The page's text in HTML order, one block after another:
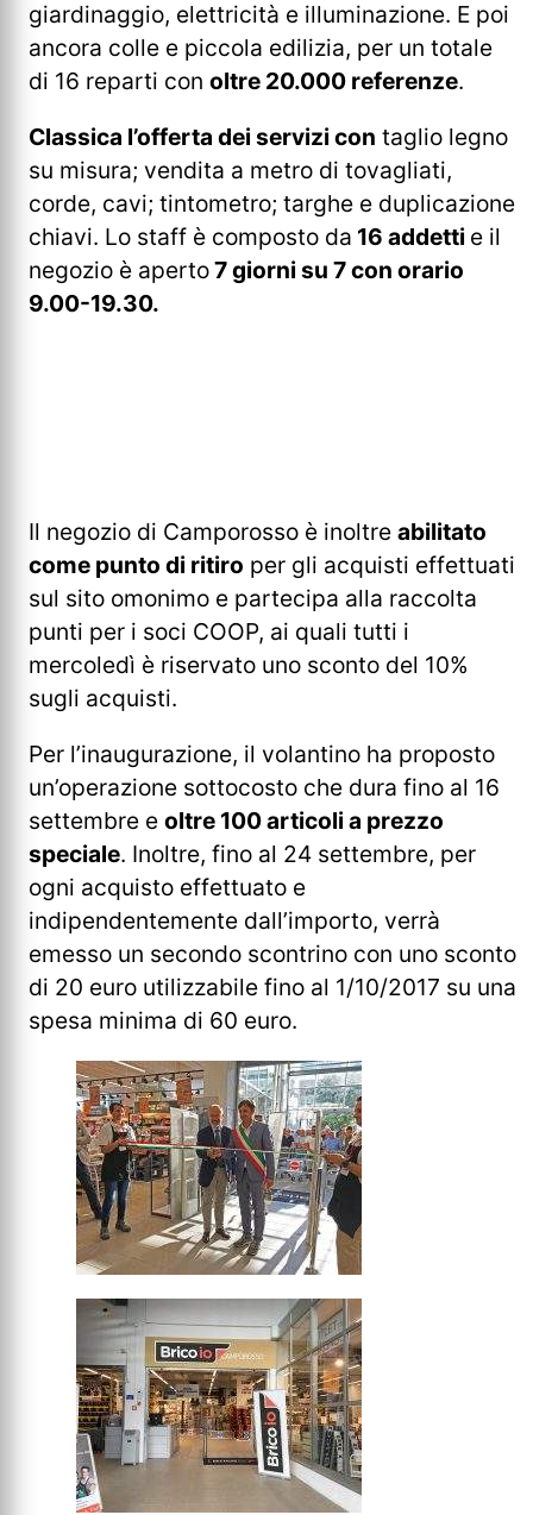
giardinaggio, elettricità e illuminazione. E poi
ancora colle e piccola edilizia, per un totale
di 16 reparti con oltre 20.000 referenze.
Classica l’offerta dei servizi con taglio legno
su misura; vendita a metro di tovagliati,
corde, cavi; tintometro; targhe e duplicazione
chiavi. Lo staff è composto da 16 addetti e il
negozio è aperto7 giorni su 7 con orario
9.00-19.30.
Il negozio di Camporosso è inoltre abilitato
come punto di ritiro per gli acquisti effettuati
sul sito omonimo e partecipa alla raccolta
punti per i soci COOP, ai quali tutti i
mercoledì è riservato uno sconto del 10%
sugli acquisti.
Per l’inaugurazione, il volantino ha proposto
un’operazione sottocosto che dura fino al 16
settembre e oltre 100 articoli a prezzo
speciale. Inoltre, fino al 24 settembre, per
ogni acquisto effettuato e
indipendentemente dall’importo, verrà
emesso un secondo scontrino con uno sconto
di 20 euro utilizzabile fino al 1/10/2017 su una
spesa minima di 60 euro.